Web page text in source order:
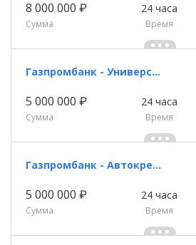
8 000 000 ₽
Сумма
24 часа
Время
Газпромбанк - Универсальный кредит
5 000 000 ₽
Сумма
24 часа
Время
Газпромбанк - Автокредит
5 000 000 ₽
Сумма
24 часа
Время